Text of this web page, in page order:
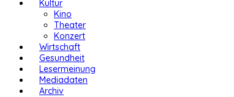
Kultur
Kino
Theater
Konzert
Wirtschaft
Gesundheit
Lesermeinung
Mediadaten
Archiv